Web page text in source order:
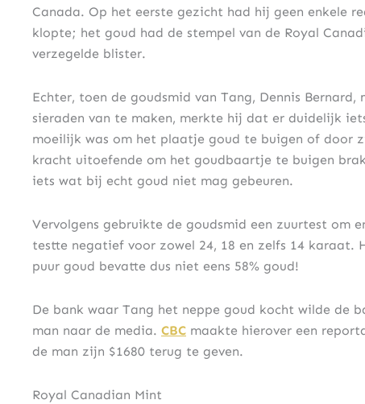
Canada. Op het eerste gezicht had hij geen enkele
klopte; het goud had de stempel van de Royal
verzegelde blister.
Echter, toen de goudsmid van Tang, Dennis
sieraden van te maken, merkte hij dat er duidelijk
moeilijk was om het plaatje goud te buigen of door
kracht uitoefende om het goudbaartje te buigen
iets wat bij echt goud niet mag gebeuren.
Vervolgens gebruikte de goudsmid een zuurtest om
testte negatief voor zowel 24, 18 en zelfs 14 karaat.
puur goud bevatte dus niet eens 58% goud!
De bank waar Tang het neppe goud kocht wilde de
man naar de media. CBC maakte hierover een
de man zijn $1680 terug te geven.
Royal Canadian Mint